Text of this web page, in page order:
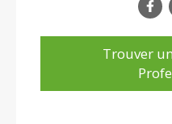
Trouver